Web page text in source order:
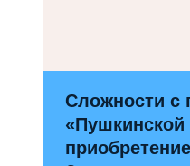
Сложности с